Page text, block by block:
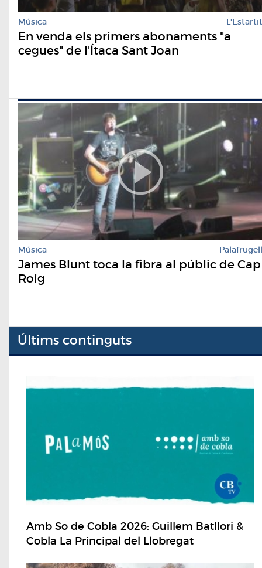
Música L'Estartit
En venda els primers abonaments "a
cegues" de l'Ítaca Sant Joan
Música Palafrugell
James Blunt toca la fibra al públic de Cap
Roig
Últims continguts
Amb So de Cobla 2026: Guillem Batllori &
Cobla La Principal del Llobregat